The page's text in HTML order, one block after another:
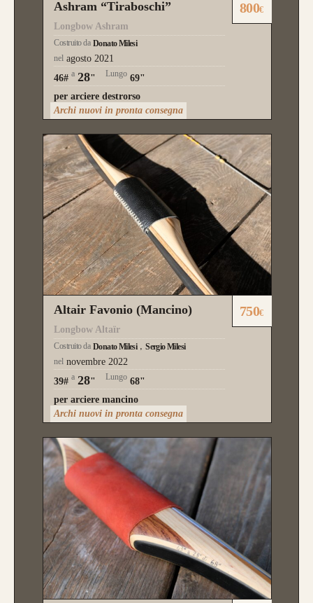
Ashram “Tiraboschi”
Longbow Ashram
Costruito da Donato Milesi
nel agosto 2021
46# a 28" Lungo 69"
per arciere destrorso
800€
Archi nuovi in pronta consegna
Altair Favonio (Mancino)
Longbow Altaïr
Costruito da Donato Milesi
Sergio Milesi
nel novembre 2022
39# a 28" Lungo 68"
per arciere mancino
750€
Archi nuovi in pronta consegna